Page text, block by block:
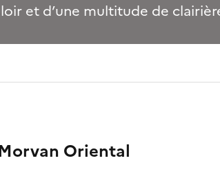
et d’une multitude de
Oriental